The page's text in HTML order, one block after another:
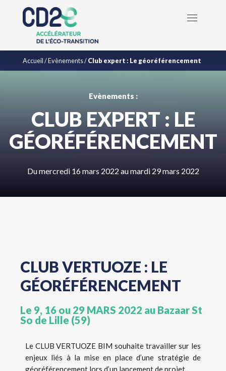
Accueil/Evènements/Club expert : Le géoréférencement
Evènements :
CLUB EXPERT : LE
GÉORÉFÉRENCEMENT
Du mercredi 16 mars 2022 au mardi 29 mars 2022
CLUB VERTUOZE : LE
GÉORÉFÉRENCEMENT
Le 9, 16 ou 29 MARS 2022 au Bazaar St
So de Lille (59)
Le CLUB VERTUOZE BIM souhaite travailler sur les
enjeux liés à la mise en place d’une stratégie de
géoréférencement lors d’un lancement de projet.